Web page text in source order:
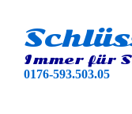
Immer für
0176-593.503.05